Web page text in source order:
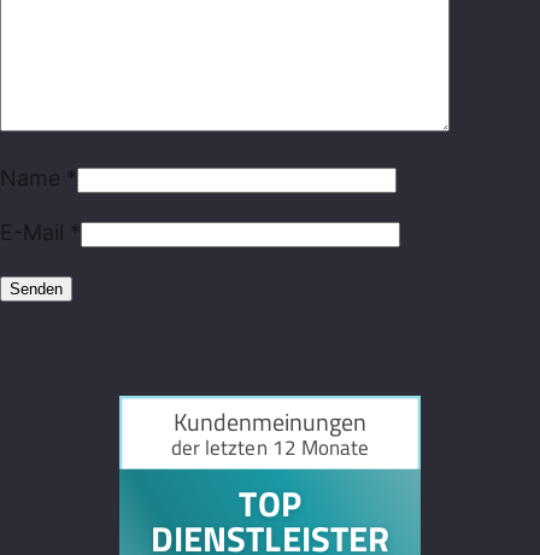
Name *
E-Mail *